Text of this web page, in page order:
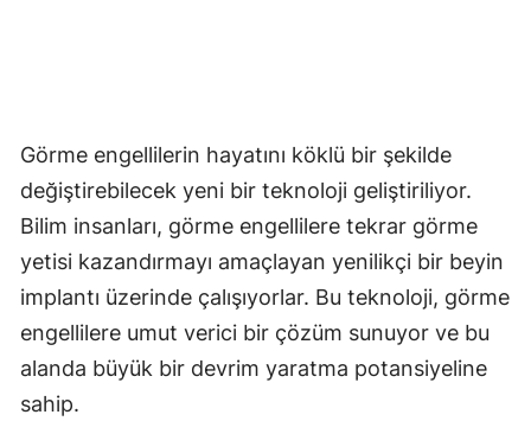
Görme engellilerin hayatını köklü bir şekilde
değiştirebilecek yeni bir teknoloji geliştiriliyor.
Bilim insanları, görme engellilere tekrar görme
yetisi kazandırmayı amaçlayan yenilikçi bir beyin
implantı üzerinde çalışıyorlar. Bu teknoloji, görme
engellilere umut verici bir çözüm sunuyor ve bu
alanda büyük bir devrim yaratma potansiyeline
sahip.